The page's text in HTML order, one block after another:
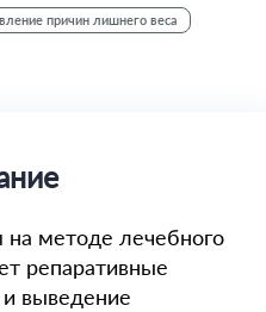
причин лишнего веса
на методе лечебного
репаративные
выведение